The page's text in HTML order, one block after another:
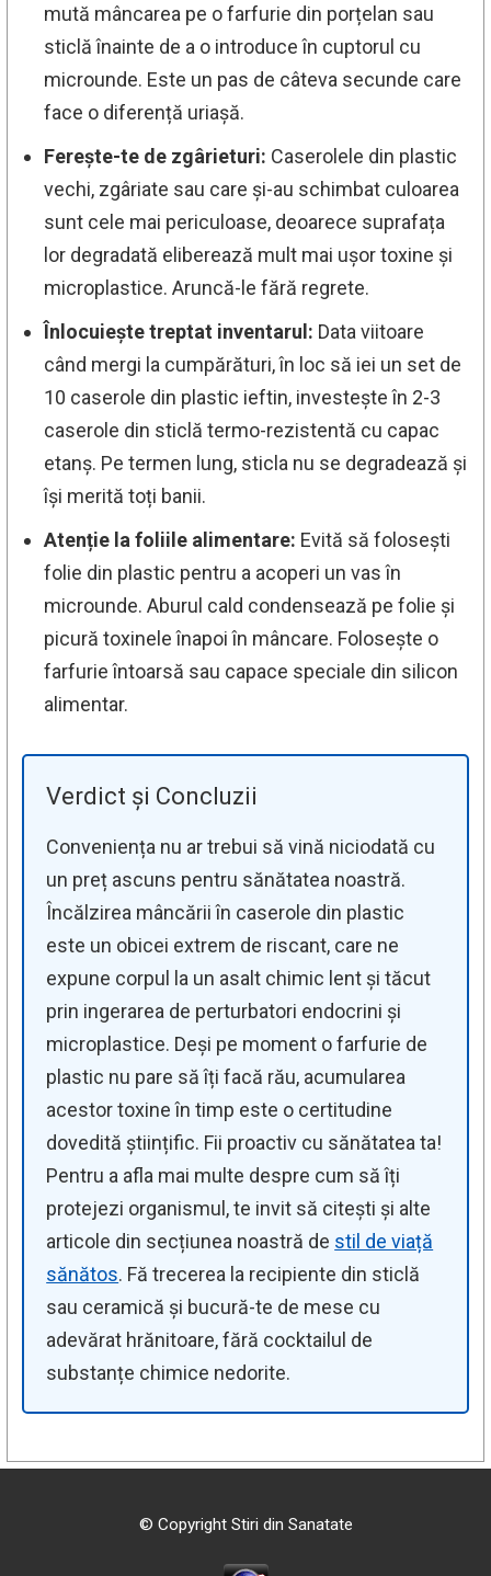
mută mâncarea pe o farfurie din porțelan sau
sticlă înainte de a o introduce în cuptorul cu
microunde. Este un pas de câteva secunde care
face o diferență uriașă.
Ferește-te de zgârieturi: Caserolele din plastic
vechi, zgâriate sau care și-au schimbat culoarea
sunt cele mai periculoase, deoarece suprafața
lor degradată eliberează mult mai ușor toxine și
microplastice. Aruncă-le fără regrete.
Înlocuiește treptat inventarul: Data viitoare
când mergi la cumpărături, în loc să iei un set de
10 caserole din plastic ieftin, investește în 2-3
caserole din sticlă termo-rezistentă cu capac
etanș. Pe termen lung, sticla nu se degradează și
își merită toți banii.
Atenție la foliile alimentare: Evită să folosești
folie din plastic pentru a acoperi un vas în
microunde. Aburul cald condensează pe folie și
picură toxinele înapoi în mâncare. Folosește o
farfurie întoarsă sau capace speciale din silicon
alimentar.
Verdict și Concluzii
Conveniența nu ar trebui să vină niciodată cu
un preț ascuns pentru sănătatea noastră.
Încălzirea mâncării în caserole din plastic
este un obicei extrem de riscant, care ne
expune corpul la un asalt chimic lent și tăcut
prin ingerarea de perturbatori endocrini și
microplastice. Deși pe moment o farfurie de
plastic nu pare să îți facă rău, acumularea
acestor toxine în timp este o certitudine
dovedită științific. Fii proactiv cu sănătatea ta!
Pentru a afla mai multe despre cum să îți
protejezi organismul, te invit să citești și alte
articole din secțiunea noastră de stil de viață
sănătos. Fă trecerea la recipiente din sticlă
sau ceramică și bucură-te de mese cu
adevărat hrănitoare, fără cocktailul de
substanțe chimice nedorite.
© Copyright Stiri din Sanatate